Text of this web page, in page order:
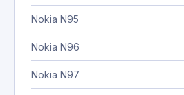
Nokia N95
Nokia N96
Nokia N97